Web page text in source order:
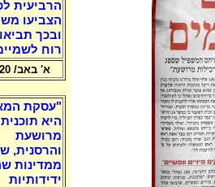
הרביעית
הצביעו
ובכך
רוח
א' באב/ 22.7.20
"עסקת
היא תוכנית
מרושעת
והרסנית,
ממדינות
ידידותיות